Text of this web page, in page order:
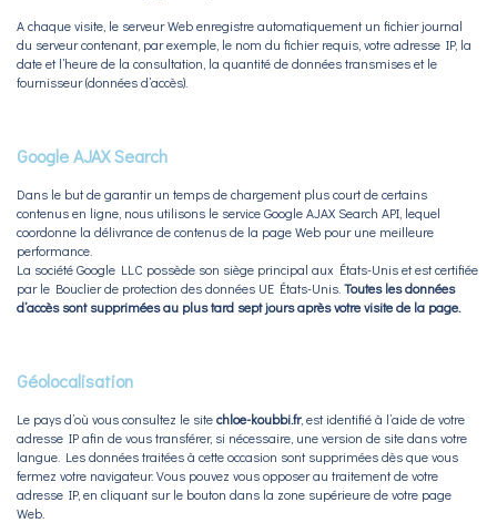
A chaque visite, le serveur Web enregistre automatiquement un fichier journal
du serveur contenant, par exemple, le nom du fichier requis, votre adresse IP, la
date et l’heure de la consultation, la quantité de données transmises et le
fournisseur (données d’accès).
Google AJAX Search
Dans le but de garantir un temps de chargement plus court de certains
contenus en ligne, nous utilisons le service Google AJAX Search API, lequel
coordonne la délivrance de contenus de la page Web pour une meilleure
performance.
La société Google LLC possède son siège principal aux États-Unis et est certifiée
par le Bouclier de protection des données UE États-Unis. Toutes les données
d’accès sont supprimées au plus tard sept jours après votre visite de la page.
Géolocalisation
Le pays d’où vous consultez le sitechloe-koubbi.fr, est identifié à l’aide de votre
adresse IP afin de vous transférer, si nécessaire, une version de site dans votre
langue. Les données traitées à cette occasion sont supprimées dès que vous
fermez votre navigateur. Vous pouvez vous opposer au traitement de votre
adresse IP, en cliquant sur le bouton dans la zone supérieure de votre page
Web.